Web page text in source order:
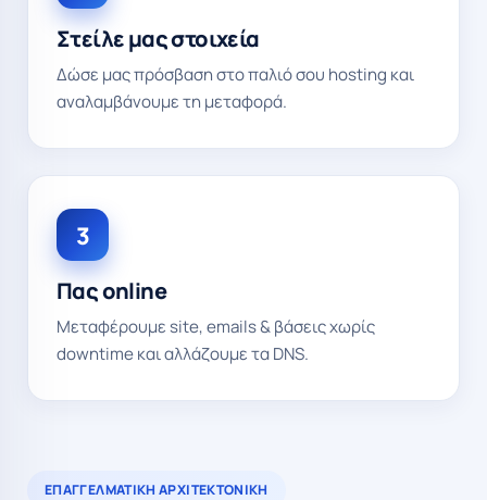
Στείλε μας στοιχεία
Δώσε μας πρόσβαση στο παλιό σου hosting και
αναλαμβάνουμε τη μεταφορά.
3
Πας online
Μεταφέρουμε site, emails & βάσεις χωρίς
downtime και αλλάζουμε τα DNS.
ΕΠΑΓΓΕΛΜΑΤΙΚΉ ΑΡΧΙΤΕΚΤΟΝΙΚΉ